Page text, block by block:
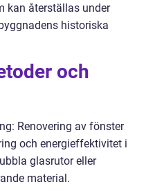
kan återställas under
historiska
och
Renovering av fönster
och energieffektivitet i
glasrutor eller
material.